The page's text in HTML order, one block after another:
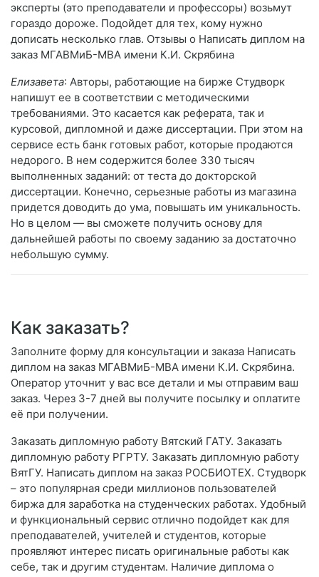
эксперты (это преподаватели и профессоры) возьмут
гораздо дороже. Подойдет для тех, кому нужно
дописать несколько глав. Отзывы о Написать диплом на
заказ МГАВМиБ-МВА имени К.И. Скрябина
Елизавета: Авторы, работающие на бирже Студворк
напишут ее в соответствии с методическими
требованиями. Это касается как реферата, так и
курсовой, дипломной и даже диссертации. При этом на
сервисе есть банк готовых работ, которые продаются
недорого. В нем содержится более 330 тысяч
выполненных заданий: от теста до докторской
диссертации. Конечно, серьезные работы из магазина
придется доводить до ума, повышать им уникальность.
Но в целом — вы сможете получить основу для
дальнейшей работы по своему заданию за достаточно
небольшую сумму.
Как заказать?
Заполните форму для консультации и заказа Написать
диплом на заказ МГАВМиБ-МВА имени К.И. Скрябина.
Оператор уточнит у вас все детали и мы отправим ваш
заказ. Через 3-7 дней вы получите посылку и оплатите
её при получении.
Заказать дипломную работу Вятский ГАТУ. Заказать
дипломную работу РГРТУ. Заказать дипломную работу
ВятГУ. Написать диплом на заказ РОСБИОТЕХ. Студворк
– это популярная среди миллионов пользователей
биржа для заработка на студенческих работах. Удобный
и функциональный сервис отлично подойдет как для
преподавателей, учителей и студентов, которые
проявляют интерес писать оригинальные работы как
себе, так и другим студентам. Наличие диплома о